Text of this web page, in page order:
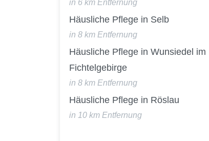
in 6 km Entfernung
Häusliche Pflege in Selb
in 8 km Entfernung
Häusliche Pflege in Wunsiedel im
Fichtelgebirge
in 8 km Entfernung
Häusliche Pflege in Röslau
in 10 km Entfernung